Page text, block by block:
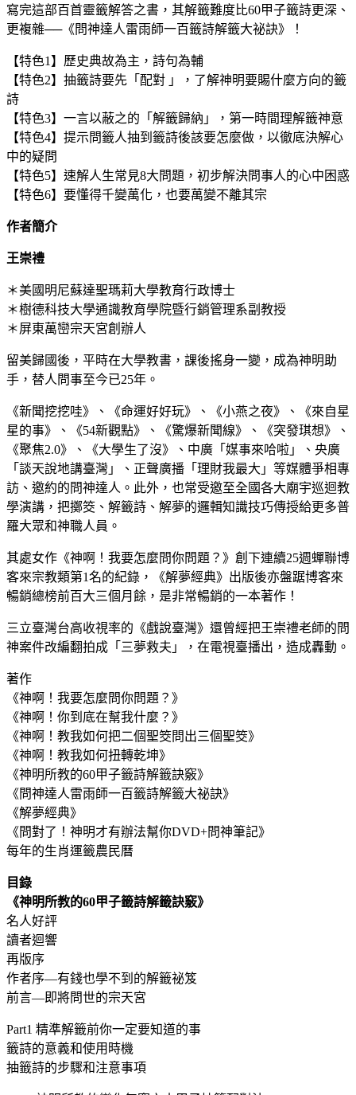
寫完這部百首靈籤解答之書，其解籤難度比60甲子籤詩更深、
更複雜──《問神達人雷雨師一百籤詩解籤大祕訣》！
【特色1】歷史典故為主，詩句為輔
【特色2】抽籤詩要先「配對 」，了解神明要賜什麼方向的籤
詩
【特色3】一言以蔽之的「解籤歸納」，第一時間理解籤神意
【特色4】提示問籤人抽到籤詩後該要怎麼做，以徹底決解心
中的疑問
【特色5】速解人生常見8大問題，初步解決問事人的心中困惑
【特色6】要懂得千變萬化，也要萬變不離其宗
作者簡介
王崇禮
＊美國明尼蘇達聖瑪莉大學教育行政博士
＊樹德科技大學通識教育學院暨行銷管理系副教授
＊屏東萬巒宗天宮創辦人
留美歸國後，平時在大學教書，課後搖身一變，成為神明助
手，替人問事至今已25年。
《新聞挖挖哇》、《命運好好玩》、《小燕之夜》、《來自星
星的事》、《54新觀點》、《驚爆新聞線》、《突發琪想》、
《聚焦2.0》、《大學生了沒》、中廣「媒事來哈啦」、央廣
「談天說地講臺灣」、正聲廣播「理財我最大」等媒體爭相專
訪、邀約的問神達人。此外，也常受邀至全國各大廟宇巡迴教
學演講，把擲筊、解籤詩、解夢的邏輯知識技巧傳授給更多普
羅大眾和神職人員。
其處女作《神啊！我要怎麼問你問題？》創下連續25週蟬聯博
客來宗教類第1名的紀錄，《解夢經典》出版後亦盤踞博客來
暢銷總榜前百大三個月餘，是非常暢銷的一本著作！
三立臺灣台高收視率的《戲說臺灣》還曾經把王崇禮老師的問
神案件改編翻拍成「三夢救夫」，在電視臺播出，造成轟動。
著作
《神啊！我要怎麼問你問題？》
《神啊！你到底在幫我什麼？》
《神啊！教我如何把二個聖筊問出三個聖筊》
《神啊！教我如何扭轉乾坤》
《神明所教的60甲子籤詩解籤訣竅》
《問神達人雷雨師一百籤詩解籤大祕訣》
《解夢經典》
《問對了！神明才有辦法幫你DVD+問神筆記》
每年的生肖運籤農民曆
目錄
《神明所教的60甲子籤詩解籤訣竅》
名人好評
讀者迴響
再版序
作者序―有錢也學不到的解籤祕笈
前言―即將問世的宗天宮
Part1 精準解籤前你一定要知道的事
籤詩的意義和使用時機
抽籤詩的步驟和注意事項